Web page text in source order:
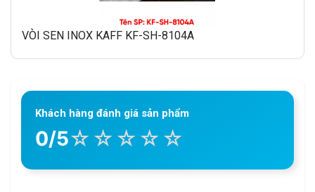
VÒI SEN INOX KAFF KF-SH-8104A
Khách hàng đánh giá sản phẩm
0/5☆ ☆ ☆ ☆ ☆